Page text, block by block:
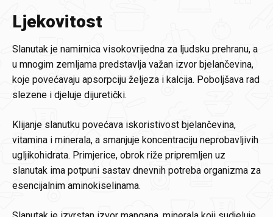
Ljekovitost
Slanutak je namirnica visokovrijedna za ljudsku prehranu, a
u mnogim zemljama predstavlja važan izvor bjelančevina,
koje povećavaju apsorpciju željeza i kalcija. Poboljšava rad
slezene i djeluje dijuretički.
Klijanje slanutku povećava iskoristivost bjelančevina,
vitamina i minerala, a smanjuje koncentraciju neprobavljivih
ugljikohidrata. Primjerice, obrok riže pripremljen uz
slanutak ima potpuni sastav dnevnih potreba organizma za
esencijalnim aminokiselinama.